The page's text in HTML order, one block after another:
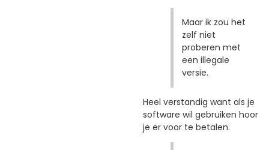
Maar ik zou het
zelf niet
proberen met
een illegale
versie.
Heel verstandig want als je
software wil gebruiken hoor
je er voor te betalen.